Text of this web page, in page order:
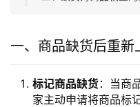
一、商品缺货后重新
标记商品缺货：当商
家主动申请将商品标